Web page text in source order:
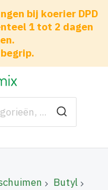
bij koerier DPD
1 tot 2 dagen
Butyl